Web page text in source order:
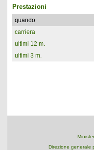
Prestazioni
quando
carriera
ultimi 12 m.
ultimi 3 m.
Direzione generale